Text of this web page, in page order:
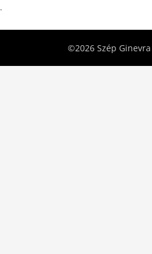
©2026 Szép Ginevra